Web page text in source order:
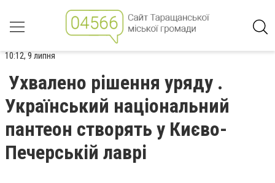
10:12, 9 липня
Ухвалено рішення уряду .
Український національний
пантеон створять у Києво-
Печерській лаврі